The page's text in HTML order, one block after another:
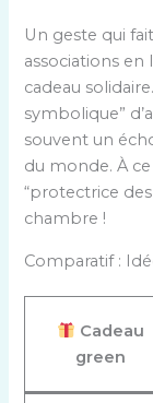
Un geste qui
associations en
cadeau
symbolique”
souvent un
du monde. À
“protectrice
chambre !
Comparatif :
Cadeau
green